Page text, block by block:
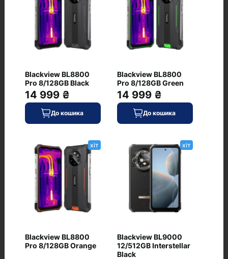
Код: ONE-0404
OnePlus 12 16/512GB
Silky Black (Global
Version) (USED Grade_B)
0
22 999 ₴
Apple iPhone 16 Pro Max
256GB Black Titanium
(MYWV3) (USED
Grade_A-)
0
Blackview BL8800
Pro 8/128GB Black
14 999 ₴
До кошика
Blackview BL8800
Pro 8/128GB Green
14 999 ₴
До кошика
хіт
Blackview BL8800
Pro 8/128GB Orange
хіт
Blackview BL9000
12/512GB Interstellar
Black